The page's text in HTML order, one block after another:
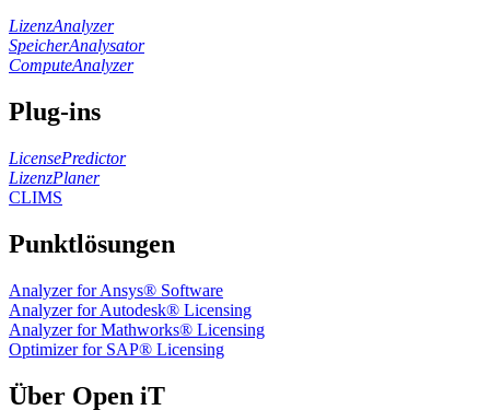
LizenzAnalyzer
SpeicherAnalysator
ComputeAnalyzer
Plug-ins
LicensePredictor
LizenzPlaner
CLIMS
Punktlösungen
Analyzer for Ansys® Software
Analyzer for Autodesk® Licensing
Analyzer for Mathworks® Licensing
Optimizer for SAP® Licensing
Über Open iT